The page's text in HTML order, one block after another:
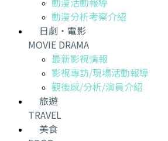
動漫分析考察介紹
日劇・電影
MOVIE DRAMA
最新影視情報
影視專訪/現場活動報導
觀後感/分析/演員介紹
旅遊
TRAVEL
美食